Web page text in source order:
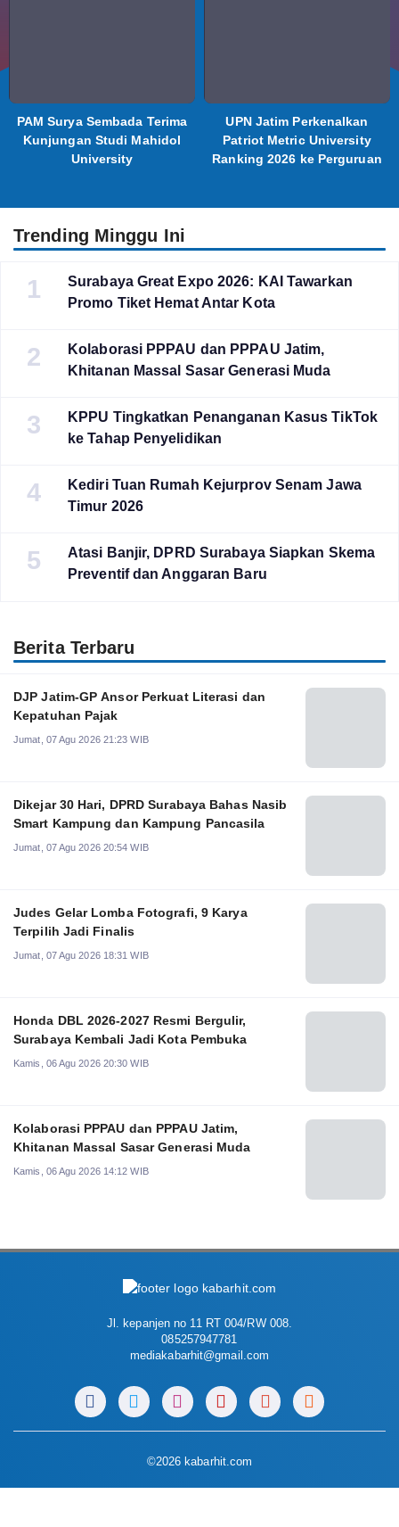
PAM Surya Sembada Terima
Kunjungan Studi Mahidol
University
UPN Jatim Perkenalkan
Patriot Metric University
Ranking 2026 ke Perguruan
Trending Minggu Ini
1
Surabaya Great Expo 2026: KAI Tawarkan
Promo Tiket Hemat Antar Kota
2
Kolaborasi PPPAU dan PPPAU Jatim,
Khitanan Massal Sasar Generasi Muda
3
KPPU Tingkatkan Penanganan Kasus TikTok
ke Tahap Penyelidikan
4
Kediri Tuan Rumah Kejurprov Senam Jawa
Timur 2026
5
Atasi Banjir, DPRD Surabaya Siapkan Skema
Preventif dan Anggaran Baru
Berita Terbaru
DJP Jatim-GP Ansor Perkuat Literasi dan
Kepatuhan Pajak
Jumat, 07 Agu 2026 21:23 WIB
Dikejar 30 Hari, DPRD Surabaya Bahas Nasib
Smart Kampung dan Kampung Pancasila
Jumat, 07 Agu 2026 20:54 WIB
Judes Gelar Lomba Fotografi, 9 Karya
Terpilih Jadi Finalis
Jumat, 07 Agu 2026 18:31 WIB
Honda DBL 2026-2027 Resmi Bergulir,
Surabaya Kembali Jadi Kota Pembuka
Kamis, 06 Agu 2026 20:30 WIB
Kolaborasi PPPAU dan PPPAU Jatim,
Khitanan Massal Sasar Generasi Muda
Kamis, 06 Agu 2026 14:12 WIB
Jl. kepanjen no 11 RT 004/RW 008.
085257947781
mediakabarhit@gmail.com
©2026 kabarhit.com